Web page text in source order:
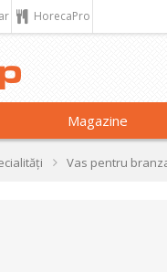
HorecaPro
Magazine
Vas pentru